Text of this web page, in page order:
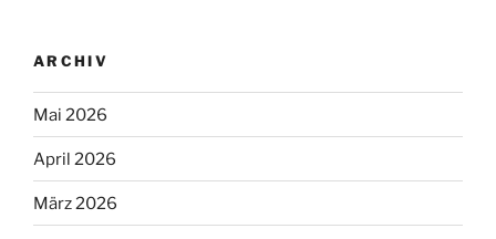
ARCHIV
Mai 2026
April 2026
März 2026